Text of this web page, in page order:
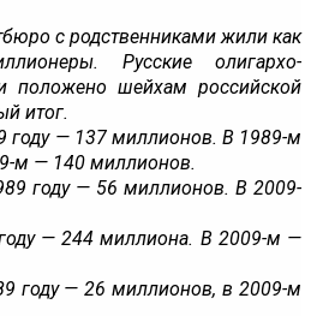
с родственниками жили как
Русские олигархо-
положено шейхам российской
итог.
году — 137 миллионов. В 1989-м
м — 140 миллионов.
году — 56 миллионов. В 2009-
— 244 миллиона. В 2009-м —
году — 26 миллионов, в 2009-м